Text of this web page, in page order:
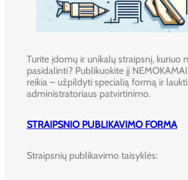
Turite įdomų ir unikalų straipsnį, kuriuo
pasidalinti? Publikuokite jį
reikia – užpildyti specialią formą ir laukti
administratoriaus patvirtinimo.
STRAIPSNIO PUBLIKAVIMO FORMA
Straipsnių publikavimo taisyklės: